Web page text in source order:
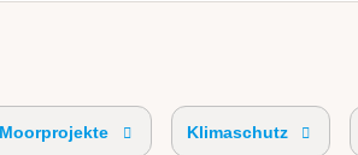
Moorprojekte Klimaschutz